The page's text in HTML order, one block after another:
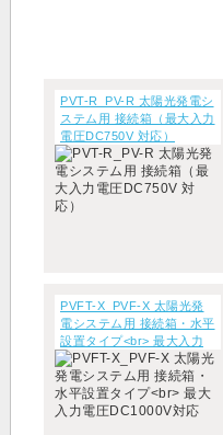
PVT-R_PV-R 太陽光発電シ
ステム用 接続箱（最大入力
電圧DC750V 対応）
PVFT-X_PVF-X 太陽光発
電システム用 接続箱・水平
設置タイプ<br> 最大入力
電圧DC1000V対応